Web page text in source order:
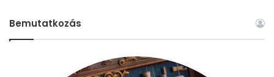
Bemutatkozás